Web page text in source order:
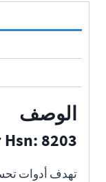
الوصف
8203